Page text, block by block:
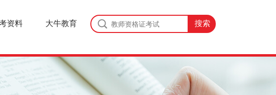
资料 大牛教育